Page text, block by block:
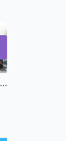
30 min Sanando mi Ciática | Clase restaurativa